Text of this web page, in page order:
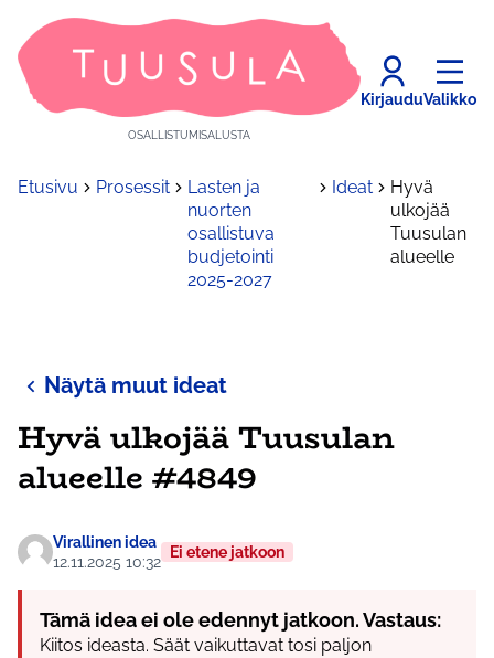
OSALLISTUMISALUSTA
KirjauduValikko
Etusivu Prosessit
Lasten ja
nuorten
osallistuva
budjetointi
2025-2027
Ideat
Hyvä
ulkojää
Tuusulan
alueelle
Näytä muut ideat
Hyvä ulkojää Tuusulan
alueelle #4849
Virallinen idea
12.11.2025 10:32
Ei etene jatkoon
Tämä idea ei ole edennyt jatkoon. Vastaus:
Kiitos ideasta. Säät vaikuttavat tosi paljon